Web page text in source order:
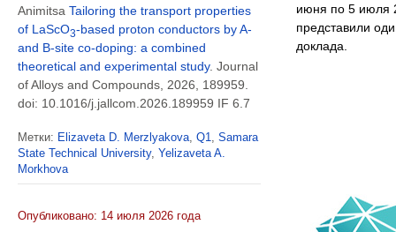
Animitsa Tailoring the transport properties
of LaScO3-based proton conductors by A-
and B-site co-doping: a combined
theoretical and experimental study. Journal
of Alloys and Compounds, 2026, 189959.
doi: 10.1016/j.jallcom.2026.189959 IF 6.7
Метки: Elizaveta D. Merzlyakova, Q1, Samara
State Technical University, Yelizaveta A.
Morkhova
Опубликовано: 14 июля 2026 года
июня по 5 июля
представили
доклада.